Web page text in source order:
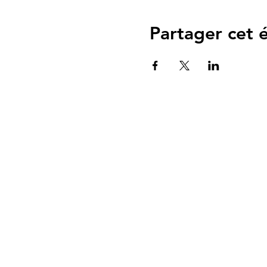
Partager cet